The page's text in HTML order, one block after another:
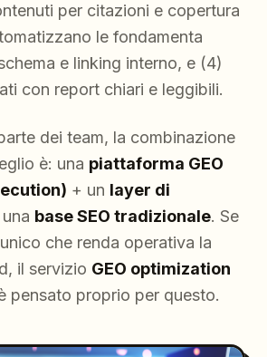
per citazioni e copertura
le fondamenta
e linking interno, e (4)
con report chiari e leggibili.
dei team, la combinazione
è: una piattaforma GEO
+ un layer di
base SEO tradizionale. Se
che renda operativa la
il servizio GEO optimization
pensato proprio per questo.